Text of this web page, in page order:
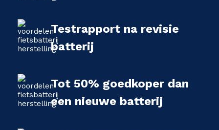
Testrapport na revisie
batterij
Tot 50% goedkoper dan
een nieuwe batterij